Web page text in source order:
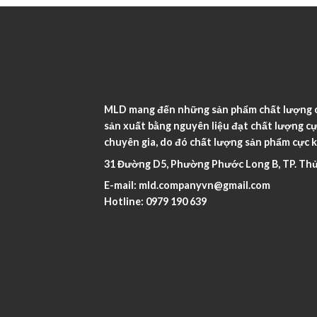
MLD mang đến những sản phẩm chất
sản xuất bằng nguyên liệu đạt chất lượng
chuyên gia, do đó chất lượng sản phẩm cực
31 Đường D5, Phường Phước Long B, TP.
E-mail: mld.companyvn@gmail.com
Hotline: 0979 190 639